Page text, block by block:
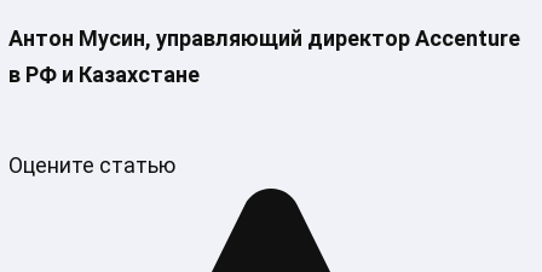
Антон Мусин, управляющий директор Accenture
в РФ и Казахстане
Оцените статью